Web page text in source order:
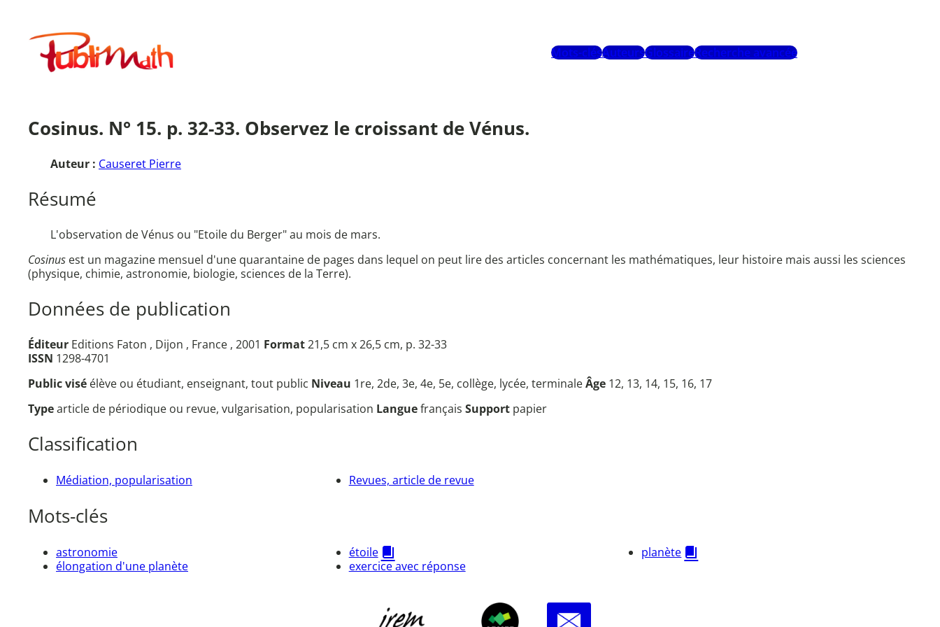
contenuPublimath
Mots-clésAuteursGlossaireRecherche avancée
Cosinus. N° 15. p. 32-33. Observez le croissant de Vénus.
Auteur : Causeret Pierre
Résumé
L'observation de Vénus ou "Etoile du Berger" au mois de mars.
Cosinus est un magazine mensuel d'une quarantaine de pages dans lequel on peut lire des articles concernant les mathématiques, leur histoire mais aussi les sciences
(physique, chimie, astronomie, biologie, sciences de la Terre).
Données de publication
Éditeur Editions Faton , Dijon , France , 2001 Format21,5 cm x 26,5 cm, p. 32-33
ISSN 1298-4701
Public visé élève ou étudiant, enseignant, tout public Niveau 1re, 2de, 3e, 4e, 5e, collège, lycée, terminaleÂge 12, 13, 14, 15, 16, 17
Typearticle de périodique ou revue, vulgarisation, popularisation Languefrançais Support papier
Classification
Médiation, popularisation Revues, article de revue
Mots-clés
astronomie
élongation d'une planète
étoile
exercice avec réponse
planète